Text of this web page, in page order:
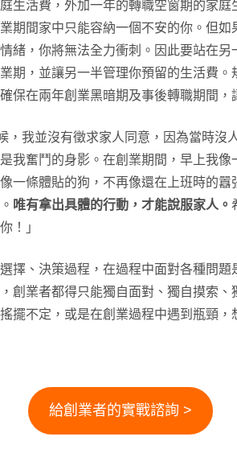
生活費，外加一年的轉職空窗期的家庭
業期間家中只能容納一個不安的你。但
緒，你將無法全力衝刺。因此要站在另
期，並讓另一半管理你預留的生活費。
保在兩年創業黑暗期及事後轉職期間，
，我並沒有徵求家人同意，因為當時沒
我奮鬥的身影。在創業期間，早上我像
一條體貼的狗，不再像還在上班時的囂
唯有拿出具體的行動，才能說服家人。
！」
擇、決策過程，在過程中面對各種問題
創業者都得只能獨自面對、獨自摸索、
擺不定，或是在創業過程中遇到瓶頸，
給創業者的實戰諮詢 >